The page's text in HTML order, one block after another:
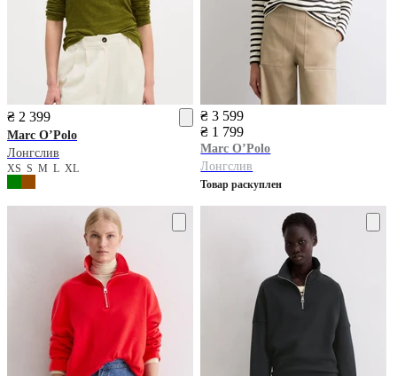
₴ 2 399
Marc O’Polo
Лонгслив
XS S M L XL
₴ 3 599
₴ 1 799
Marc O’Polo
Лонгслив
Товар раскуплен